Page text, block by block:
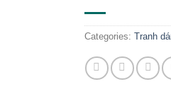
Categories: Tranh